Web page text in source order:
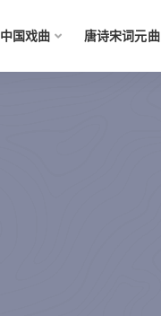
中国戏曲 唐诗宋词元曲